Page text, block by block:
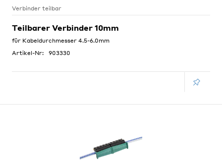
Verbinder teilbar
Teilbarer Verbinder 10mm
für Kabeldurchmesser 4.5-6.0mm
Artikel-Nr:
903330